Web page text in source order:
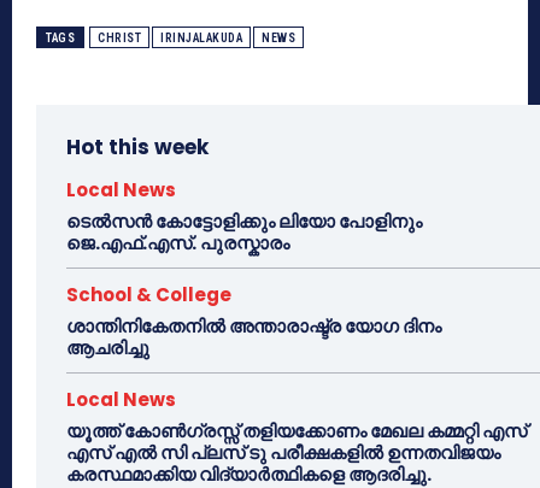
TAGS CHRIST IRINJALAKUDA NEWS
Hot this week
Local News
ടെൽസൻ കോട്ടോളിക്കും ലിയോ പോളിനും
ജെ.എഫ്.എസ്. പുരസ്കാരം
School & College
ശാന്തിനികേതനിൽ അന്താരാഷ്ട്ര യോഗ ദിനം
ആചരിച്ചു
Local News
യൂത്ത് കോൺഗ്രസ്സ് തളിയക്കോണം മേഖല കമ്മറ്റി എസ്
എസ് എൽ സി പ്ലസ് ടു പരീക്ഷകളിൽ ഉന്നതവിജയം
കരസ്ഥമാക്കിയ വിദ്യാർത്ഥികളെ ആദരിച്ചു.